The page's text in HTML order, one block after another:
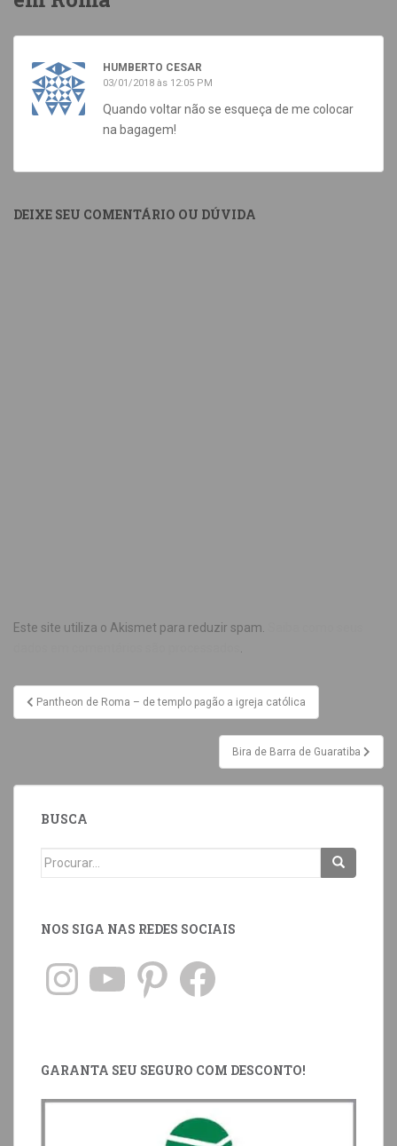
HUMBERTO CESAR
03/01/2018 às 12:05 PM
Quando voltar não se esqueça de me colocar
na bagagem!
DEIXE SEU COMENTÁRIO OU DÚVIDA
Este site utiliza o Akismet para reduzir spam.
Pantheon de Roma – de templo pagão a igreja católica
Bira de Barra de Guaratiba
BUSCA
NOS SIGA NAS REDES SOCIAIS
GARANTA SEU SEGURO COM DESCONTO!